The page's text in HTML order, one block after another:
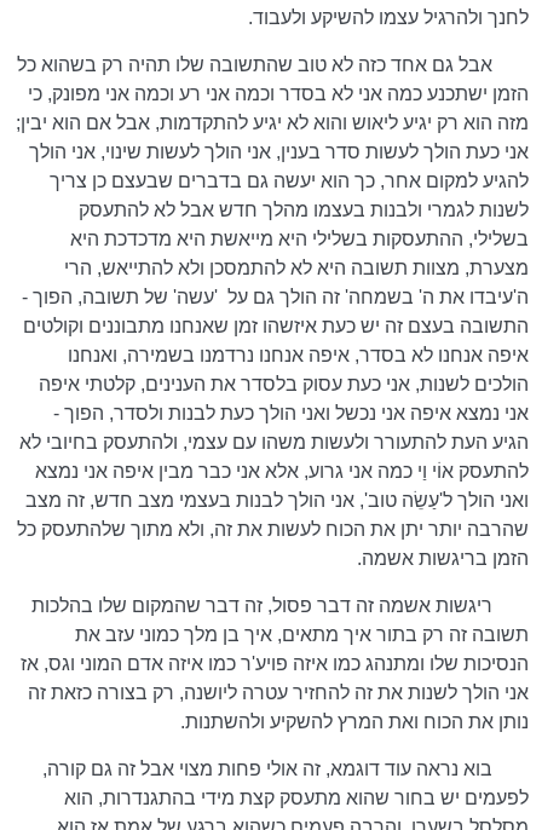
לחנך ולהרגיל עצמו להשיקע ולעבוד.
אבל גם אחד כזה לא טוב שהתשובה שלו תהיה רק בשהוא כל
הזמן ישתכנע כמה אני לא בסדר וכמה אני רע וכמה אני מפונק, כי
מזה הוא רק יגיע ליאוש והוא לא יגיע להתקדמות, אבל אם הוא יבין;
אני כעת הולך לעשות סדר בענין, אני הולך לעשות שינוי, אני הולך
להגיע למקום אחר, כך הוא יעשה גם בדברים שבעצם כן צריך
לשנות לגמרי ולבנות בעצמו מהלך חדש אבל לא להתעסק
בשלילי, ההתעסקות בשלילי היא מייאשת היא מדכדכת היא
מצערת, מצוות תשובה היא לא להתמסכן ולא להתייאש, הרי
ה'עיבדו את ה' בשמחה' זה הולך גם על 'עשה' של תשובה, הפוך -
התשובה בעצם זה יש כעת איזשהו זמן שאנחנו מתבוננים וקולטים
איפה אנחנו לא בסדר, איפה אנחנו נרדמנו בשמירה, ואנחנו
הולכים לשנות, אני כעת עסוק בלסדר את הענינים, קלטתי איפה
אני נמצא איפה אני נכשל ואני הולך כעת לבנות ולסדר, הפוך -
הגיע העת להתעורר ולעשות משהו עם עצמי, ולהתעסק בחיובי לא
להתעסק אוֹי וַי כמה אני גרוע, אלא אני כבר מבין איפה אני נמצא
ואני הולך ל'עַשֵׂה טוב', אני הולך לבנות בעצמי מצב חדש, זה מצב
שהרבה יותר יתן את הכוח לעשות את זה, ולא מתוך שלהתעסק כל
הזמן בריגשות אשמה.
ריגשות אשמה זה דבר פסול, זה דבר שהמקום שלו בהלכות
תשובה זה רק בתור איך מתאים, איך בן מלך כמוני עזב את
הנסיכות שלו ומתנהג כמו איזה פויע'ר כמו איזה אדם המוני וגס, אז
אני הולך לשנות את זה להחזיר עטרה ליושנה, רק בצורה כזאת זה
נותן את הכוח ואת המרץ להשקיע ולהשתנות.
בוא נראה עוד דוגמא, זה אולי פחות מצוי אבל זה גם קורה,
לפעמים יש בחור שהוא מתעסק קצת מידי בהתגנדרות, הוא